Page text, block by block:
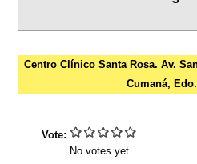
Centro Clínico Santa Rosa. Av.
Cumaná,
Vote:
No votes yet